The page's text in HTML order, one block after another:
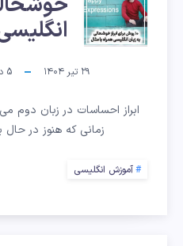
روش
برای
ابراز
به
زبان
۲۹ تیر ۱۴۰۴ 5
ابراز احساسات در زبان دوم
زمانی که هنوز در
آموزش انگلیسی